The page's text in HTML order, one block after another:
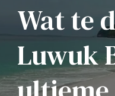
Wat te
Luwuk